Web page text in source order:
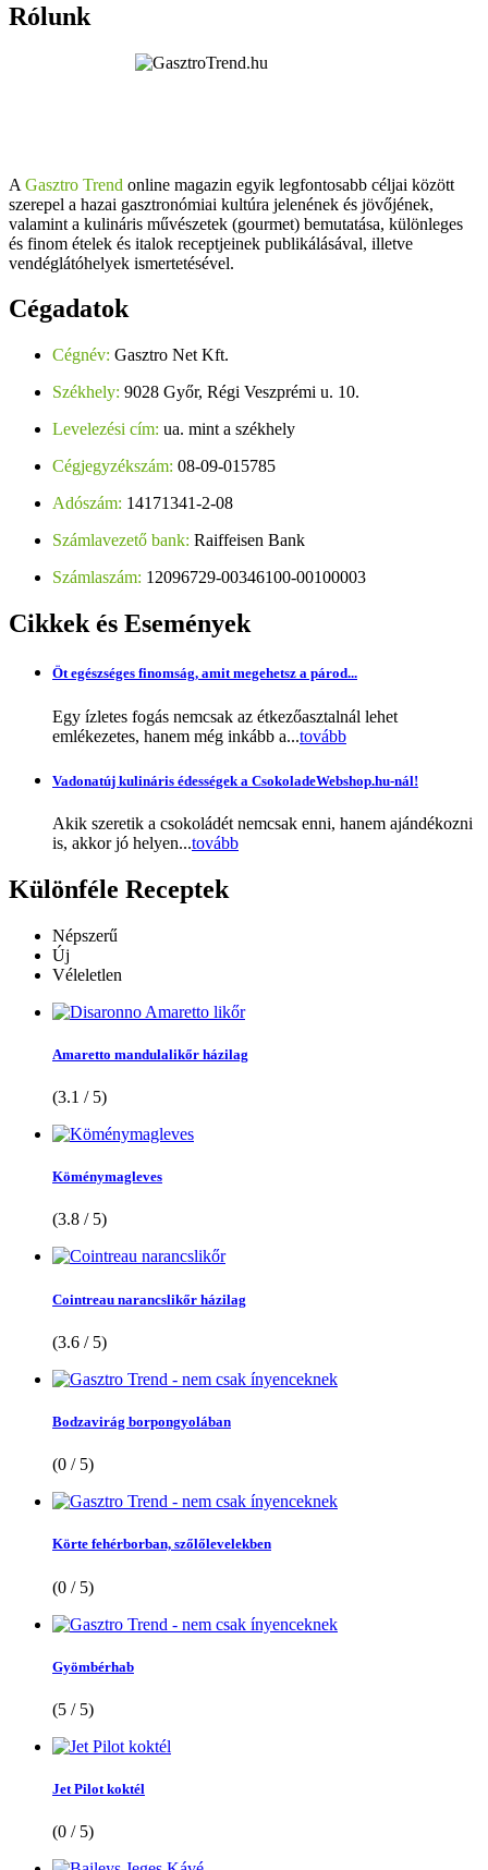
Rólunk
A Gasztro Trend online magazin egyik legfontosabb céljai között
szerepel a hazai gasztronómiai kultúra jelenének és jövőjének,
valamint a kulináris művészetek (gourmet) bemutatása, különleges
és finom ételek és italok receptjeinek publikálásával, illetve
vendéglátóhelyek ismertetésével.
Cégadatok
Cégnév: Gasztro Net Kft.
Székhely: 9028 Győr, Régi Veszprémi u. 10.
Levelezési cím: ua. mint a székhely
Cégjegyzékszám: 08-09-015785
Adószám: 14171341-2-08
Számlavezető bank: Raiffeisen Bank
Számlaszám: 12096729-00346100-00100003
Cikkekés Események
Öt egészséges finomság, amit megehetsz a párod...
Egy ízletes fogás nemcsak az étkezőasztalnál lehet
emlékezetes, hanem még inkább a...tovább
Vadonatúj kulináris édességek a CsokoladeWebshop.hu-nál!
Akik szeretik a csokoládét nemcsak enni, hanem ajándékozni
is, akkor jó helyen...tovább
Különféle Receptek
Népszerű
Új
Véleletlen
Amaretto mandulalikőr házilag
(3.1 / 5)
Köménymagleves
(3.8 / 5)
Cointreau narancslikőr házilag
(3.6 / 5)
Bodzavirág borpongyolában
(0 / 5)
Körte fehérborban, szőlőlevelekben
(0 / 5)
Gyömbérhab
(5 / 5)
Jet Pilot koktél
(0 / 5)